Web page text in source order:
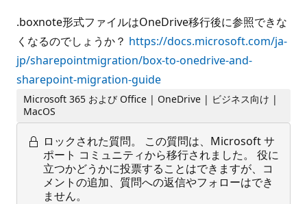
.boxnote形式ファイルはOneDrive移行後に参照できな
くなるのでしょうか？ https://docs.microsoft.com/ja-
jp/sharepointmigration/box-to-onedrive-and-
sharepoint-migration-guide
Microsoft 365 および Office | OneDrive | ビジネス向け |
MacOS
ロックされた質問。
この質問は、Microsoft サ
ポート コミュニティから移行されました。 役に
立つかどうかに投票することはできますが、コ
メントの追加、質問への返信やフォローはでき
ません。